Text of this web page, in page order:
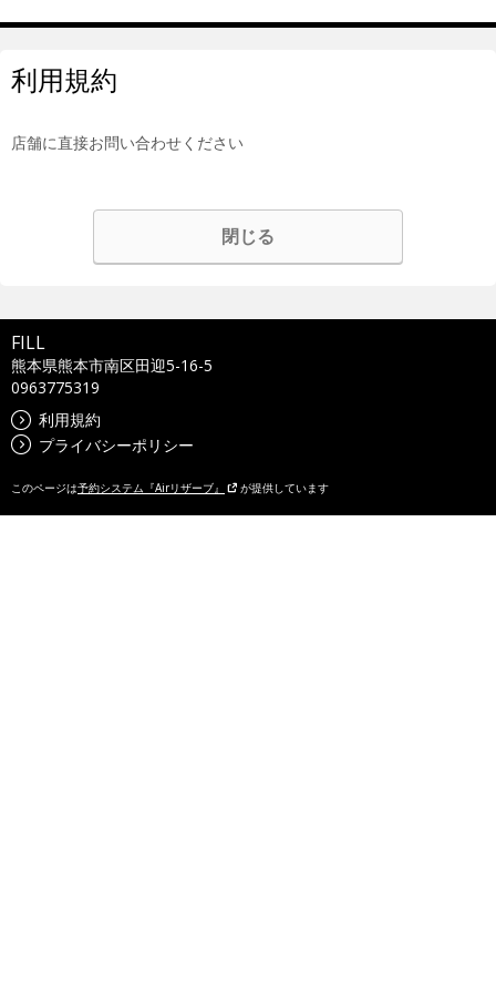
利用規約
店舗に直接お問い合わせください
閉じる
FILL
熊本県熊本市南区田迎5-16-5
0963775319
利用規約
プライバシーポリシー
このページは予約システム『Airリザーブ』 が提供しています